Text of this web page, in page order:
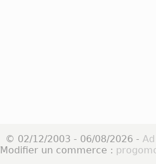
© 02/12/2003 - 06/08/2026 -
un commerce :